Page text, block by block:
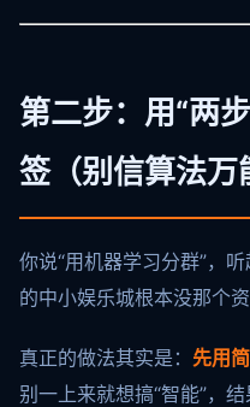
第二步：用“两
签（别信算法万
你说“用机器学习分群”，
的中小娱乐城根本没那个
真正的做法其实是： 先用
别一上来就想搞“智能”，结